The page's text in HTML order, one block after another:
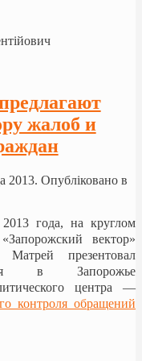
жалоб и
2013. Опубліковано в
года, на круглом
вектор»
презентовал
в Запорожье
центра —
контроля обращений